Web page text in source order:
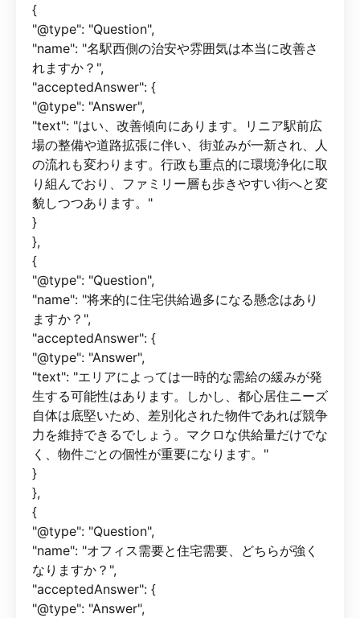
{
"@type": "Question",
"name": "名駅西側の治安や雰囲気は本当に改善さ
れますか？",
"acceptedAnswer": {
"@type": "Answer",
"text": "はい、改善傾向にあります。リニア駅前広
場の整備や道路拡張に伴い、街並みが一新され、人
の流れも変わります。行政も重点的に環境浄化に取
り組んでおり、ファミリー層も歩きやすい街へと変
貌しつつあります。"
}
},
{
"@type": "Question",
"name": "将来的に住宅供給過多になる懸念はあり
ますか？",
"acceptedAnswer": {
"@type": "Answer",
"text": "エリアによっては一時的な需給の緩みが発
生する可能性はあります。しかし、都心居住ニーズ
自体は底堅いため、差別化された物件であれば競争
力を維持できるでしょう。マクロな供給量だけでな
く、物件ごとの個性が重要になります。"
}
},
{
"@type": "Question",
"name": "オフィス需要と住宅需要、どちらが強く
なりますか？",
"acceptedAnswer": {
"@type": "Answer",